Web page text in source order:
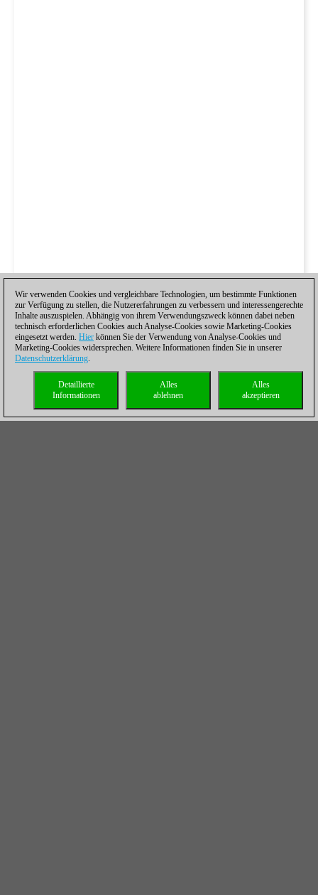
Wir verwenden Cookies und vergleichbare Technologien, um bestimmte Funktionen
zur Verfügung zu stellen, die Nutzererfahrungen zu verbessern und interessengerechte
Inhalte auszuspielen. Abhängig von ihrem Verwendungszweck können dabei neben
technisch erforderlichen Cookies auch Analyse-Cookies sowie Marketing-Cookies
eingesetzt werden. Hier können Sie der Verwendung von Analyse-Cookies und
Marketing-Cookies widersprechen. Weitere Informationen finden Sie in unserer
Datenschutzerklärung.
Alles
akzeptieren
Alles
ablehnen
Detaillierte
Informationen